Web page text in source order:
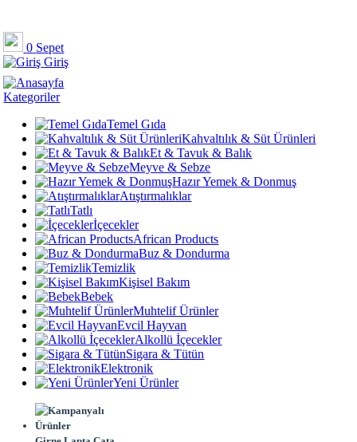
0 Sepet
Giriş
Kategoriler
Temel Gıda
Kahvaltılık & Süt Ürünleri
Et & Tavuk & Balık
Meyve & Sebze
Hazır Yemek & Donmuş
Atıştırmalıklar
Tatlı
İçecekler
African Products
Buz & Dondurma
Temizlik
Kişisel Bakım
Bebek
Muhtelif Ürünler
Evcil Hayvan
Alkollü İçecekler
Sigara & Tütün
Elektronik
Yeni Ürünler